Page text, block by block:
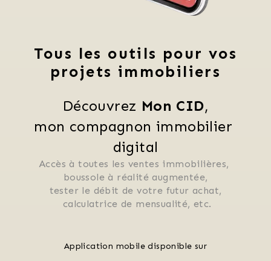
Tous les outils pour vos
projets immobiliers
Découvrez Mon CID,
mon compagnon immobilier
digital
Accès à toutes les ventes immobilières,
boussole à réalité augmentée,
tester le débit de votre futur achat,
calculatrice de mensualité, etc.
Application mobile disponible sur